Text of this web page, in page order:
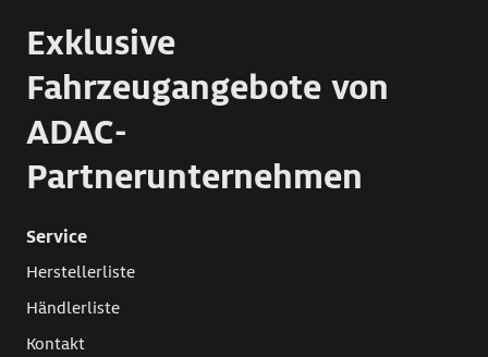
Exklusive
Fahrzeugangebote von
ADAC-
Partnerunternehmen
Service
Herstellerliste
Händlerliste
Kontakt